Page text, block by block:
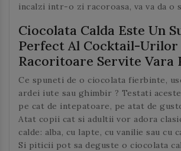
incalzi intr-o zi racoroasa, va va da o
Ciocolata Calda Este Un
Perfect Al Cocktail-Urilor
Racoritoare Servite Vara
Ce spuneti de o ciocolata fierbinte,
ardei iute sau ghimbir ? Testati
pe cat de intepatoare, pe atat de
Atat copii cat si adultii vor adora
calde: alba, cu lapte, cu vanilie sau cu
Si piticii pot sa deguste o ciocolata